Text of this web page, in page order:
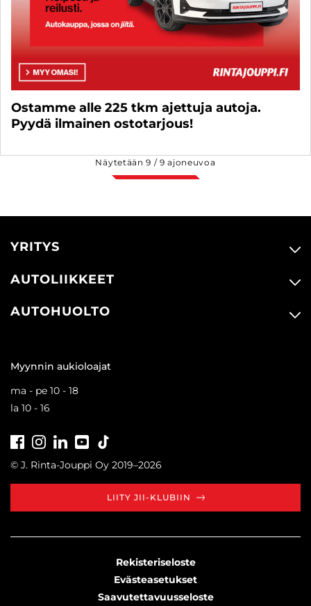
Ostamme alle 225 tkm ajettuja autoja.
Pyydä ilmainen ostotarjous!
Näytetään9 /9 ajoneuvoa
YRITYS
AUTOLIIKKEET
AUTOHUOLTO
Myynnin aukioloajat
ma - pe 10 - 18
la 10 - 16
FacebookInstagramLinkedInYoutube
© J. Rinta-Jouppi Oy 2019–2026
LIITY JII-KLUBIIN
Rekisteriseloste
Evästeasetukset
Saavutettavuusseloste